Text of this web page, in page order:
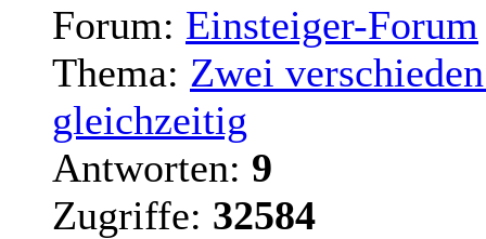
Forum: Einsteiger-Forum
Thema: Zwei
gleichzeitig
Antworten: 9
Zugriffe: 32584